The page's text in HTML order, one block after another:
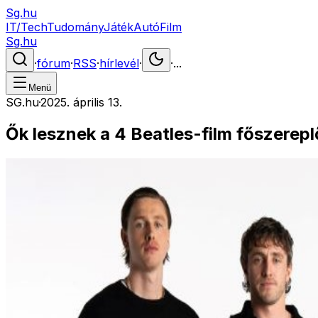
Sg.hu
IT/TechTudományJátékAutóFilm
Sg.hu
·fórum·RSS·hírlevél· ·...
Menü
SG.hu·2025. április 13.
Ők lesznek a 4 Beatles-film